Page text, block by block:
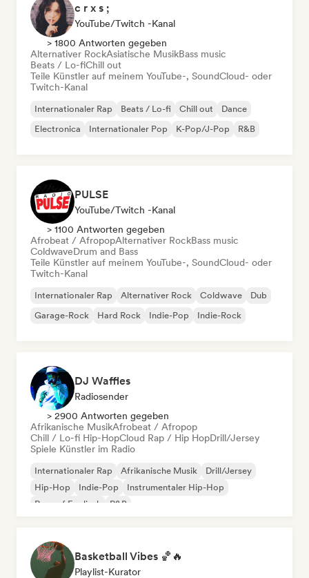
c r x s ;
YouTube/Twitch -Kanal
> 1800 Antworten gegeben
Alternativer RockAsiatische MusikBass music
Beats / Lo-fiChill out
Teile Künstler auf meinem YouTube-, SoundCloud- oder
Twitch-Kanal
Internationaler Rap Beats / Lo-fi Chill out
Dance
Electronica
Internationaler Pop K-Pop/J-Pop R&B
PULSE
YouTube/Twitch -Kanal
> 1100 Antworten gegeben
Afrobeat / AfropopAlternativer RockBass music
ColdwaveDrum and Bass
Teile Künstler auf meinem YouTube-, SoundCloud- oder
Twitch-Kanal
Internationaler Rap Alternativer Rock Coldwave
Dub
Garage-Rock
Hard Rock Indie-Pop Indie-Rock
DJ Waffles
Radiosender
> 2900 Antworten gegeben
Afrikanische MusikAfrobeat / Afropop
Chill / Lo-fi Hip-HopCloud Rap / Hip HopDrill/Jersey
Spiele Künstler im Radio
Internationaler Rap Afrikanische Musik
Drill/Jersey
Hip-Hop
Indie-Pop
Instrumentaler Hip-Hop
Rap auf Englisch
R&B
Basketball Vibes 🏀🔥
Playlist-Kurator